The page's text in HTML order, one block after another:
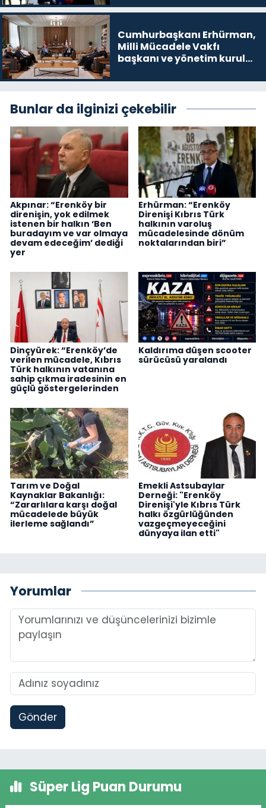
Cumhurbaşkanı Erhürman,
Milli Mücadele Vakfı
başkanı ve yönetim kurulu
Bunlar da ilginizi çekebilir
Akpınar: “Erenköy bir
direnişin, yok edilmek
istenen bir halkın ‘Ben
buradayım ve var olmaya
devam edeceğim’ dediği
yer
Erhürman: “Erenköy
Direnişi Kıbrıs Türk
halkının varoluş
mücadelesinde dönüm
noktalarından biri”
Dinçyürek: “Erenköy’de
verilen mücadele, Kıbrıs
Türk halkının vatanına
sahip çıkma iradesinin en
güçlü göstergelerinden
Kaldırıma düşen scooter
sürücüsü yaralandı
Tarım ve Doğal
Kaynaklar Bakanlığı:
“Zararlılara karşı doğal
mücadelede büyük
ilerleme sağlandı”
Emekli Astsubaylar
Derneği: "Erenköy
Direnişi'yle Kıbrıs Türk
halkı özgürlüğünden
vazgeçmeyeceğini
dünyaya ilan etti"
Yorumlar
Gönder
Süper Lig Puan Durumu